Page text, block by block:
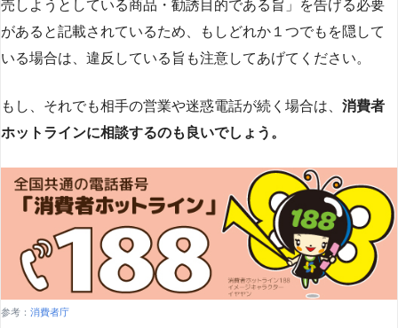
売しようとしている商品・勧誘目的である旨」を告げる必要
があると記載されているため、もしどれか１つでもを隠して
いる場合は、違反している旨も注意してあげてください。
もし、それでも相手の営業や迷惑電話が続く場合は、 消費者
ホットラインに相談するのも良いでしょう。
参考： 消費者庁